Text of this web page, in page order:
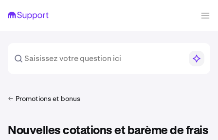
Promotions et bonus
Nouvelles cotations et barème de frais